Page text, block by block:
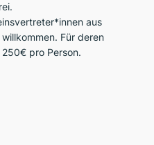
aus
Für deren
pro Person.